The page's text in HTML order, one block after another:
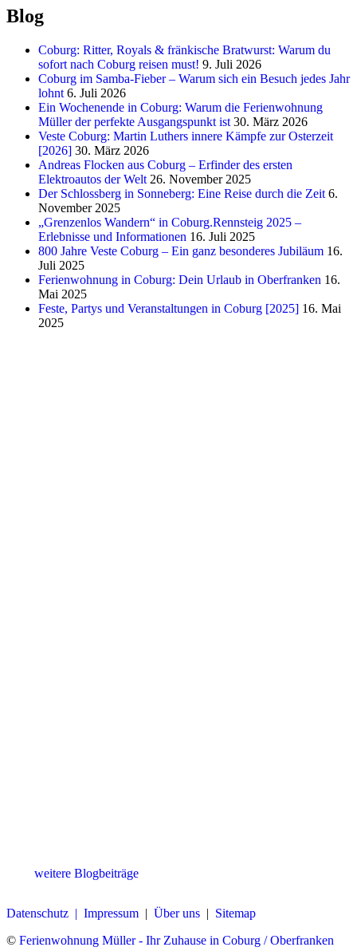
Blog
Coburg: Ritter, Royals & fränkische Bratwurst: Warum du
sofort nach Coburg reisen must! 9. Juli 2026
Coburg im Samba-Fieber – Warum sich ein Besuch jedes Jahr
lohnt 6. Juli 2026
Ein Wochenende in Coburg: Warum die Ferienwohnung
Müller der perfekte Ausgangspunkt ist 30. März 2026
Veste Coburg: Martin Luthers innere Kämpfe zur Osterzeit
[2026] 30. März 2026
Andreas Flocken aus Coburg – Erfinder des ersten
Elektroautos der Welt 26. November 2025
Der Schlossberg in Sonneberg: Eine Reise durch die Zeit 6.
November 2025
„Grenzenlos Wandern“ in Coburg.Rennsteig 2025 –
Erlebnisse und Informationen 16. Juli 2025
800 Jahre Veste Coburg – Ein ganz besonderes Jubiläum 16.
Juli 2025
Ferienwohnung in Coburg: Dein Urlaub in Oberfranken 16.
Mai 2025
Feste, Partys und Veranstaltungen in Coburg [2025] 16. Mai
2025
weitere Blogbeiträge
Datenschutz | Impressum | Über uns | Sitemap
© Ferienwohnung Müller - Ihr Zuhause in Coburg / Oberfranken